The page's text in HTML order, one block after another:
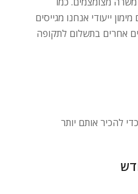
ייעודי אנחנו מגייסים
אחרים בתשלום לתקופה
להכיר אותם יותר